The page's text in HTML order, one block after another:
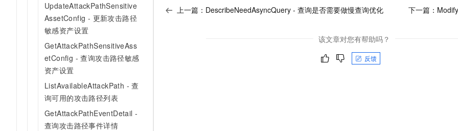
UpdateAttackPathSensitive
AssetConfig - 更新攻击路径
敏感资产设置
GetAttackPathSensitiveAss
etConfig - 查询攻击路径敏感
资产设置
ListAvailableAttackPath - 查
询可用的攻击路径列表
GetAttackPathEventDetail -
查询攻击路径事件详情
上一篇： DescribeNeedAsyncQuery - 查询是否需要做慢查询优化 下一篇：
该文章对您有帮助吗？
反馈